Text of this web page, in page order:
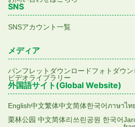
SNS
SNSアカウント一覧
メディア
パンフレットダウンロードフォトダウン
ビデオライブラリー
外国語サイト(Global Website)
English中文繁体中文简体한국어ภาษาไท
栗林公园 中文简体리쓰린공원 한국어